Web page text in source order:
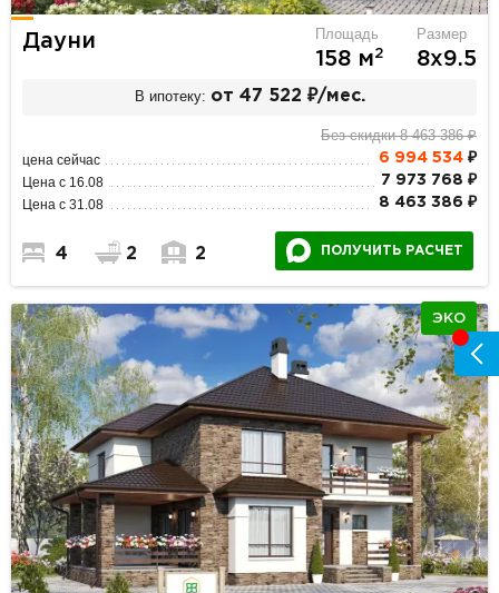
Дауни Площадь
158 м2
Размер
8х9.5
В ипотеку: от 47 522 ₽/мес.
Без скидки 8 463 386 ₽
цена сейчас 6 994 534₽
Цена с 16.08 7 973 768 ₽
Цена с 31.08 8 463 386 ₽
4 2 2 ПОЛУЧИТЬ РАСЧЕТ
ЭКО